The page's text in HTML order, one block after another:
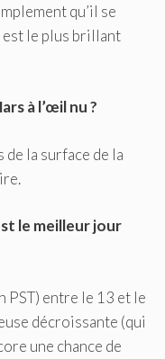
qu’il se
est le plus brillant
à l’œil nu ?
la surface de la
le meilleur jour
PST) entre le 13 et le
décroissante (qui
une chance de